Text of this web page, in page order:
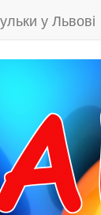
у Львові